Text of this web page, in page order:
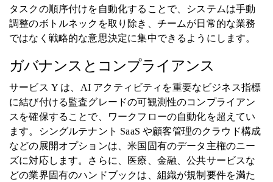
タスクの順序付けを自動化することで、システムは手動
調整のボトルネックを取り除き、チームが日常的な業務
ではなく戦略的な意思決定に集中できるようにします。
ガバナンスとコンプライアンス
サービス Y は、AI アクティビティを重要なビジネス指標
に結び付ける監査グレードの可観測性のコンプライアン
スを確保することで、ワークフローの自動化を超えてい
ます。シングルテナント SaaS や顧客管理のクラウド構成
などの展開オプションは、米国固有のデータ主権のニー
ズに対応します。さらに、医療、金融、公共サービスな
どの業界固有のハンドブックは、組織が規制要件を満た